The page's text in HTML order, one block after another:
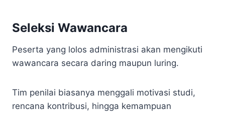
Seleksi Wawancara
Peserta yang lolos administrasi akan mengikuti
wawancara secara daring maupun luring.
Tim penilai biasanya menggali motivasi studi,
rencana kontribusi, hingga kemampuan